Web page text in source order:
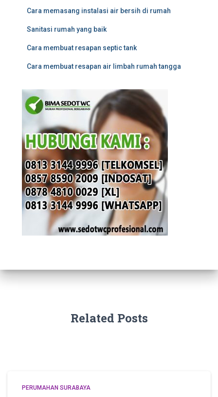
Cara memasang instalasi air bersih di rumah
Sanitasi rumah yang baik
Cara membuat resapan septic tank
Cara membuat resapan air limbah rumah tangga
Related Posts
PERUMAHAN SURABAYA